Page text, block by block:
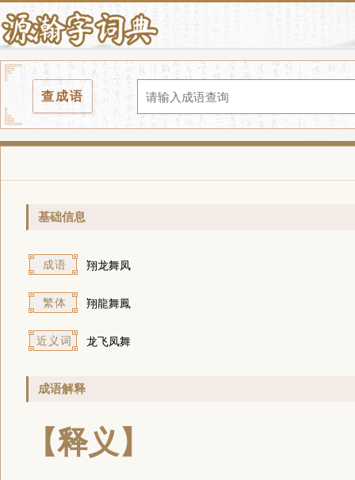
查成语
基础信息
成语 翔龙舞凤
繁体 翔龍舞鳳
近义词 龙飞凤舞
成语解释
【释义】